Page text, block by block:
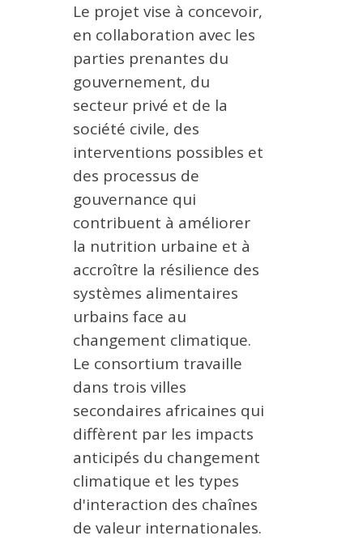
Le projet vise à concevoir,
en collaboration avec les
parties prenantes du
gouvernement, du
secteur privé et de la
société civile, des
interventions possibles et
des processus de
gouvernance qui
contribuent à améliorer
la nutrition urbaine et à
accroître la résilience des
systèmes alimentaires
urbains face au
changement climatique.
Le consortium travaille
dans trois villes
secondaires africaines qui
diffèrent par les impacts
anticipés du changement
climatique et les types
d'interaction des chaînes
de valeur internationales.